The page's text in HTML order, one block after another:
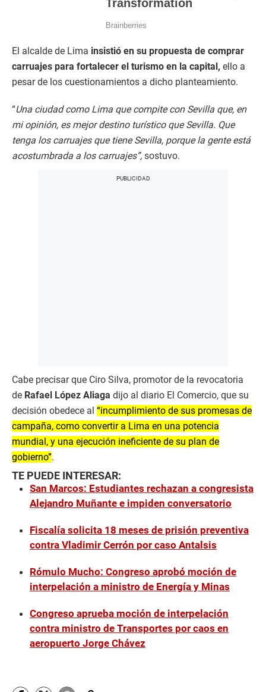
El alcalde de Lima insistió en su propuesta de comprar
carruajes para fortalecer el turismo en la capital, ello a
pesar de los cuestionamientos a dicho planteamiento.
“Una ciudad como Lima que compite con Sevilla que, en
mi opinión, es mejor destino turístico que Sevilla. Que
tenga los carruajes que tiene Sevilla, porque la gente está
acostumbrada a los carruajes”, sostuvo.
Cabe precisar que Ciro Silva, promotor de la revocatoria
de Rafael López Aliaga dijo al diario El Comercio, que su
decisión obedece al “incumplimiento de sus promesas de
campaña, como convertir a Lima en una potencia
mundial, y una ejecución ineficiente de su plan de
gobierno”.
TE PUEDE INTERESAR:
San Marcos: Estudiantes rechazan a congresista
Alejandro Muñante e impiden conversatorio
Fiscalía solicita 18 meses de prisión preventiva
contra Vladimir Cerrón por caso Antalsis
Rómulo Mucho: Congreso aprobó moción de
interpelación a ministro de Energía y Minas
Congreso aprueba moción de interpelación
contra ministro de Transportes por caos en
aeropuerto Jorge Chávez